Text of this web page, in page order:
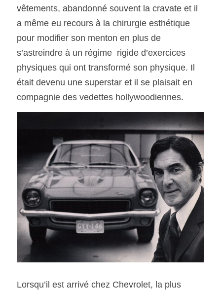
vêtements, abandonné souvent la cravate et il
a même eu recours à la chirurgie esthétique
pour modifier son menton en plus de
s’astreindre à un régime  rigide d’exercices
physiques qui ont transformé son physique. Il
était devenu une superstar et il se plaisait en
compagnie des vedettes hollywoodiennes.
Lorsqu’il est arrivé chez Chevrolet, la plus